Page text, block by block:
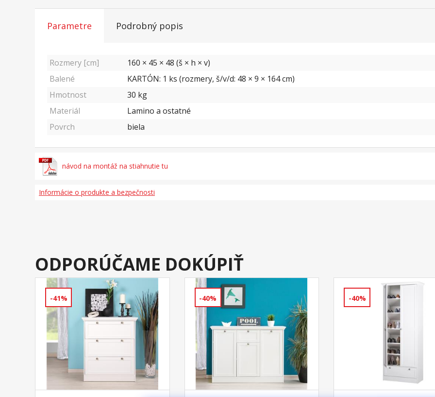
Parametre Podrobný popis
Rozmery [cm]
160 × 45 × 48 (š × h × v)
Balené
KARTÓN: 1 ks (rozmery, š/v/d: 48 × 9 × 164 cm)
Hmotnost
30 kg
Materiál
Lamino a ostatné
Povrch
biela
návod na montáž na stiahnutie tu
Informácie o produkte a bezpečnosti
ODPORÚČAME DOKÚPIŤ
-41% -40% -40%